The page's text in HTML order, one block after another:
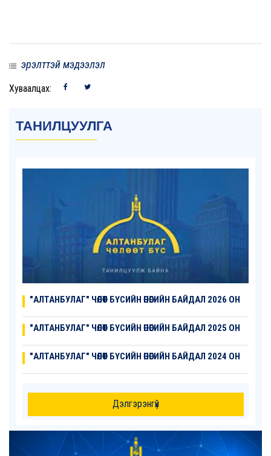
ТАНИЛЦУУЛГА
"АЛТАНБУЛАГ" ЧӨЛӨӨТ БҮСИЙН ӨНӨӨГИЙН БАЙДАЛ 2026 ОН
"АЛТАНБУЛАГ" ЧӨЛӨӨТ БҮСИЙН ӨНӨӨГИЙН БАЙДАЛ 2025 ОН
"АЛТАНБУЛАГ" ЧӨЛӨӨТ БҮСИЙН ӨНӨӨГИЙН БАЙДАЛ 2024 ОН
Дэлгэрэнгүй
эрэлттэй мэдээлэл
Хуваалцах: